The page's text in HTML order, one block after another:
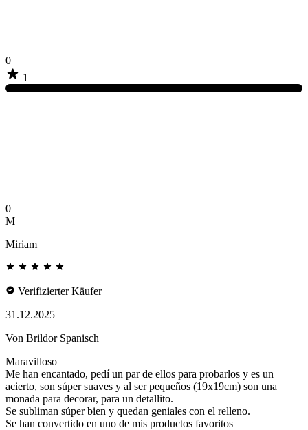
0
1
0
M
Miriam
Verifizierter Käufer
31.12.2025
Von Brildor Spanisch
Maravilloso
Me han encantado, pedí un par de ellos para probarlos y es un
acierto, son súper suaves y al ser pequeños (19x19cm) son una
monada para decorar, para un detallito.
Se subliman súper bien y quedan geniales con el relleno.
Se han convertido en uno de mis productos favoritos